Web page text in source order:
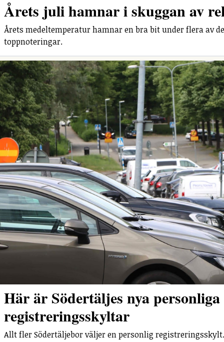
Årets juli hamnar i skuggan av
Årets medeltemperatur hamnar en bra bit under flera av
toppnoteringar.
Här är Södertäljes nya personliga
registreringsskyltar
Allt fler Södertäljebor väljer en personlig registreringsskylt.